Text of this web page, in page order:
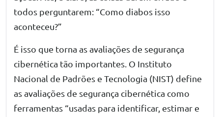
todos perguntarem: “Como diabos isso
aconteceu?”
É isso que torna as avaliações de segurança
cibernética tão importantes. O Instituto
Nacional de Padrões e Tecnologia (NIST) define
as avaliações de segurança cibernética como
ferramentas “usadas para identificar, estimar e